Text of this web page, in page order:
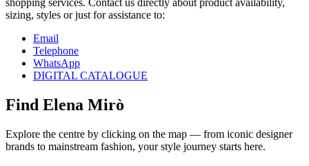
shopping services. Contact us directly about product availability,
sizing, styles or just for assistance to:
Email
Telephone
WhatsApp
DIGITAL CATALOGUE
Find Elena Mirò
Explore the centre by clicking on the map — from iconic designer
brands to mainstream fashion, your style journey starts here.